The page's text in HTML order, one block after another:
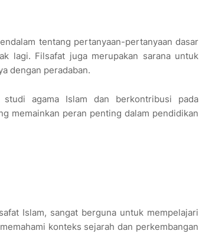
tentang pertanyaan-pertanyaan dasar
lagi. Filsafat juga merupakan sarana untuk
dengan peradaban.
agama Islam dan berkontribusi pada
memainkan peran penting dalam pendidikan
Islam, sangat berguna untuk mempelajari
konteks sejarah dan perkembangan